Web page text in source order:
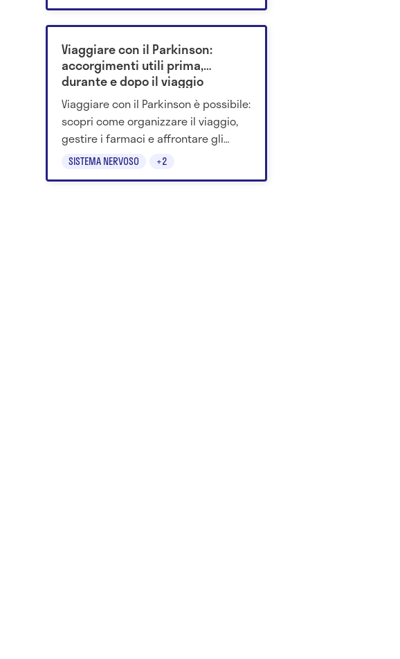
SISTEMA NERVOSO +2
Viaggiare con il Parkinson:
accorgimenti utili prima,
durante e dopo il viaggio
Viaggiare con il Parkinson è possibile:
scopri come organizzare il viaggio,
gestire i farmaci e affrontare gli
spostamenti in sicurezza.